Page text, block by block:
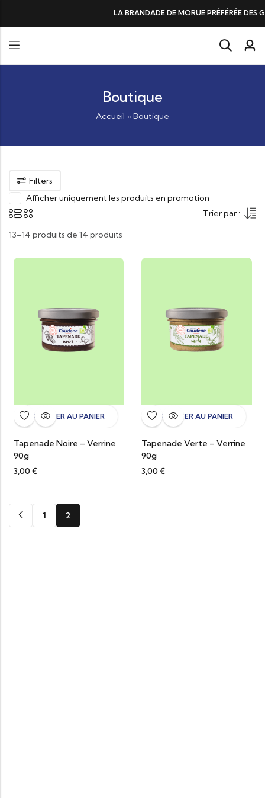
LA BRANDADE DE MORUE PRÉFÉRÉE DES GOURMANDS,
Boutique
Accueil » Boutique
Filters
Afficher uniquement les produits en promotion
Trier par :
13–14 produits de 14 produits
AJOUTER AU PANIER
Tapenade Noire – Verrine
90g
3,00 €
AJOUTER AU PANIER
Tapenade Verte – Verrine
90g
3,00 €
1 2